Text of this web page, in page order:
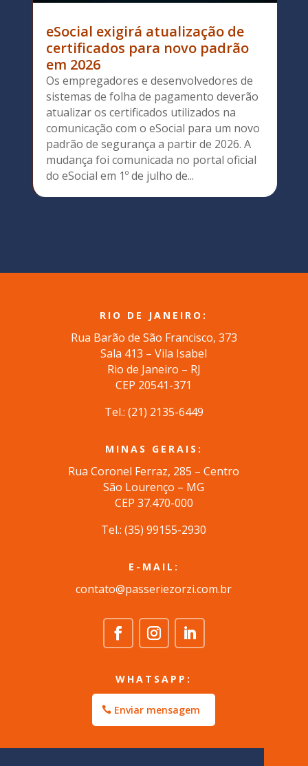
eSocial exigirá atualização de
certificados para novo padrão
em 2026
Os empregadores e desenvolvedores de
sistemas de folha de pagamento deverão
atualizar os certificados utilizados na
comunicação com o eSocial para um novo
padrão de segurança a partir de 2026. A
mudança foi comunicada no portal oficial
do eSocial em 1º de julho de...
RIO DE JANEIRO:
Rua Barão de São Francisco, 373
Sala 413 – Vila Isabel
Rio de Janeiro – RJ
CEP 20541-371
Tel.: (21) 2135-6449
MINAS GERAIS:
Rua Coronel Ferraz, 285 – Centro
São Lourenço – MG
CEP 37.470-000
Tel.: (35) 99155-2930
E-MAIL:
contato@passeriezorzi.com.br
WHATSAPP:
Enviar mensagem